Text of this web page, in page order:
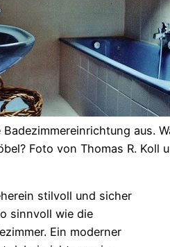
aus.
Foto von Thomas R. Koll
stilvoll und sicher
sinnvoll wie die
Ein moderner